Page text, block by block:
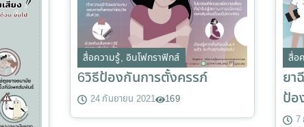
สื่อความรู้, อินโฟกราฟิกส์
6วิธีป้องกันการตั้งครรภ์
24 กันยายน 2021 169
สื่อ
ยา
ป้อ
7